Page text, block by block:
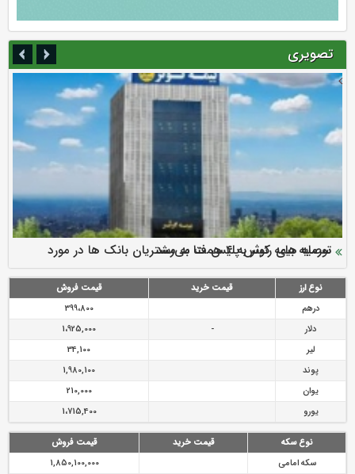
تصویری
ارزش سهام عدالت بالا رفت
سرمایه بیمه کوثر به ۴ همت می‌رسد
نود ثانیه با فولاد سنگان
تقدیر دبیرکل سندیکای بیمه گران ایران از اقدامات مدیرعامل بیمه
رازی
توصیه های رئیس پلیس فتا به مشتریان بانک ها در مورد
پیشگیری از سرقت های مجازی
نوع ارز قیمت خرید
قیمت فروش
درهم
399،800
دلار
-
1،925,000
لیر
34,100
پوند
1,980,100
یوان
210,000
یورو
1،715,400
نوع سکه قیمت خرید
قیمت فروش
سکه امامی
1,850,100,000